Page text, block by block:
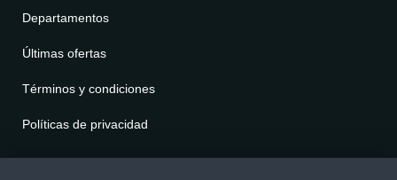
Departamentos
Últimas ofertas
Términos y condiciones
Políticas de privacidad